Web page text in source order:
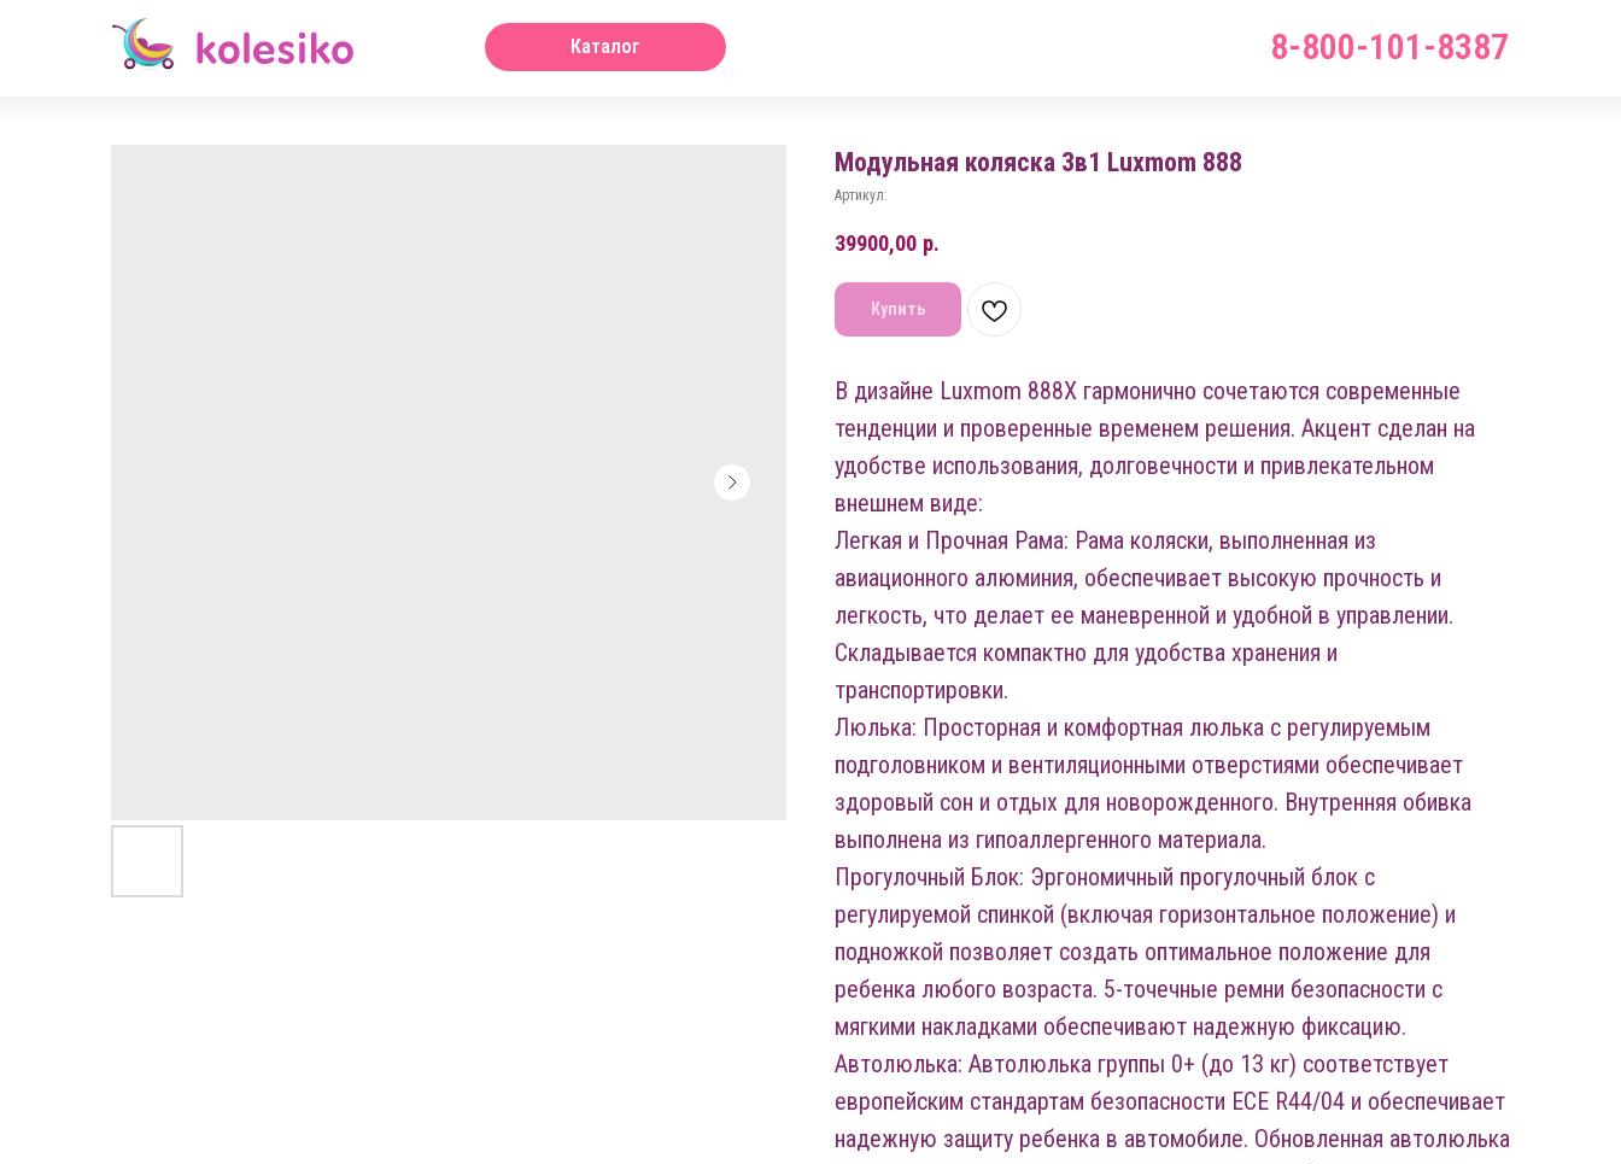
8-800-101-8387
Каталог
Модульная коляска 3в1 Luxmom 888
Артикул:
39900,00 р.
Купить
В дизайне Luxmom 888X гармонично сочетаются современные
тенденции и проверенные временем решения. Акцент сделан на
удобстве использования, долговечности и привлекательном
внешнем виде:
Легкая и Прочная Рама: Рама коляски, выполненная из
авиационного алюминия, обеспечивает высокую прочность и
легкость, что делает ее маневренной и удобной в управлении.
Складывается компактно для удобства хранения и
транспортировки.
Люлька: Просторная и комфортная люлька с регулируемым
подголовником и вентиляционными отверстиями обеспечивает
здоровый сон и отдых для новорожденного. Внутренняя обивка
выполнена из гипоаллергенного материала.
Прогулочный Блок: Эргономичный прогулочный блок с
регулируемой спинкой (включая горизонтальное положение) и
подножкой позволяет создать оптимальное положение для
ребенка любого возраста. 5-точечные ремни безопасности с
мягкими накладками обеспечивают надежную фиксацию.
Автолюлька: Автолюлька группы 0+ (до 13 кг) соответствует
европейским стандартам безопасности ECE R44/04 и обеспечивает
надежную защиту ребенка в автомобиле. Обновленная автолюлька